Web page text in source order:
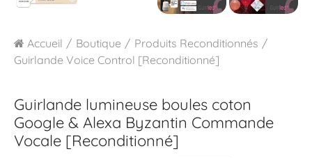
Accueil Boutique
Produits Reconditionnés
Guirlande Voice Control [Reconditionné]
Guirlande lumineuse boules coton
Google & Alexa Byzantin Commande
Vocale [Reconditionné]